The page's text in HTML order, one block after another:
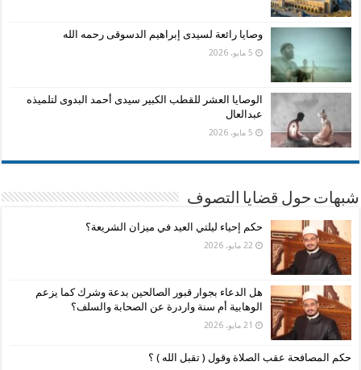
وصايا رائعة لسيدى إبراهيم الدسوقى رحمه الله
5 مايو، 2026
الوصايا العشر للقطب الكبير سيدى أحمد البدوى لتلميذه
عبدالعال
5 مايو، 2026
شبهات حول قضايا التصوف
حكم إحياء ليلتي العيد في ميزان الشريعة؟
22 مايو، 2026
هل الدعاء بجوار قبور الصالحين بدعة وشرك كما يزعم
الوهابية أم سنة واردرة عن الصحابة والسلف؟
21 مايو، 2026
حكم المصافحة عقب الصلاة وقول ( تقبل الله ) ؟